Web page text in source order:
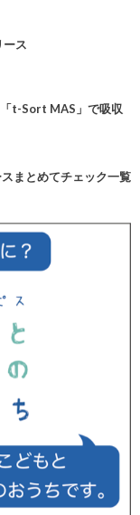
ース
t-Sort MAS」で吸収
まとめてチェック一覧